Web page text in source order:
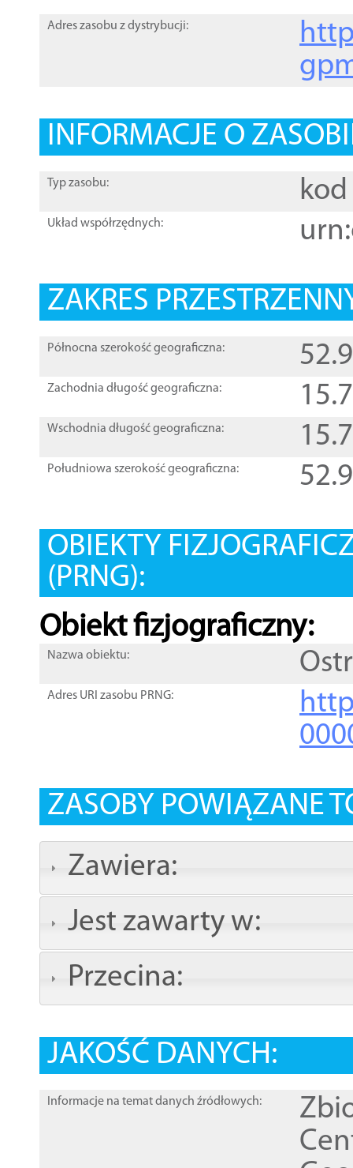
Adres zasobu z dystrybucji:
INFORMACJE O
Typ zasobu: kod
Układ współrzędnych:
ZAKRES
Północna szerokość geograficzna:
Zachodnia długość geograficzna:
Wschodnia długość geograficzna:
Południowa szerokość geograficzna:
OBIEKTY
(PRNG):
Obiekt fizjograficzny:
Nazwa obiektu:
Adres URI zasobu PRNG:
ZASOBY POWIĄZANE
Zawiera:
Jest zawarty w:
Przecina:
JAKOŚĆ DANYCH:
Informacje na temat danych źródłowych: